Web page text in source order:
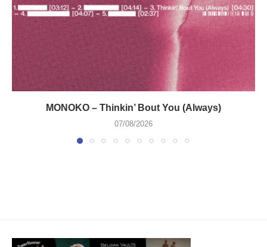
MONOKO – Thinkin’ Bout You (Always)
07/08/2026